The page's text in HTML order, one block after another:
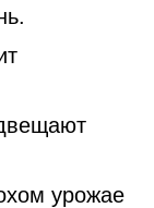
урожае